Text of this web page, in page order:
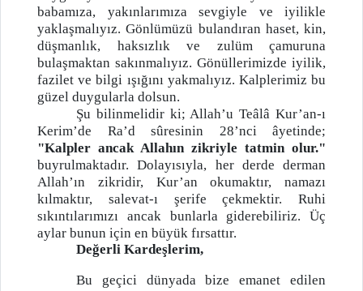
babamıza, yakınlarımıza sevgiyle ve iyilikle
yaklaşmalıyız. Gönlümüzü bulandıran haset, kin,
düşmanlık, haksızlık ve zulüm çamuruna
bulaşmaktan sakınmalıyız. Gönüllerimizde iyilik,
fazilet ve bilgi ışığını yakmalıyız. Kalplerimiz bu
güzel duygularla dolsun.
Şu bilinmelidir ki; Allah’u Teâlâ Kur’an-ı
Kerim’de Ra’d sûresinin 28’nci âyetinde;
"Kalpler ancak Allahın zikriyle tatmin olur."
buyrulmaktadır. Dolayısıyla, her derde derman
Allah’ın zikridir, Kur’an okumaktır, namazı
kılmaktır, salevat-ı şerife çekmektir. Ruhi
sıkıntılarımızı ancak bunlarla giderebiliriz. Üç
aylar bunun için en büyük fırsattır.
Değerli Kardeşlerim,
Bu geçici dünyada bize emanet edilen